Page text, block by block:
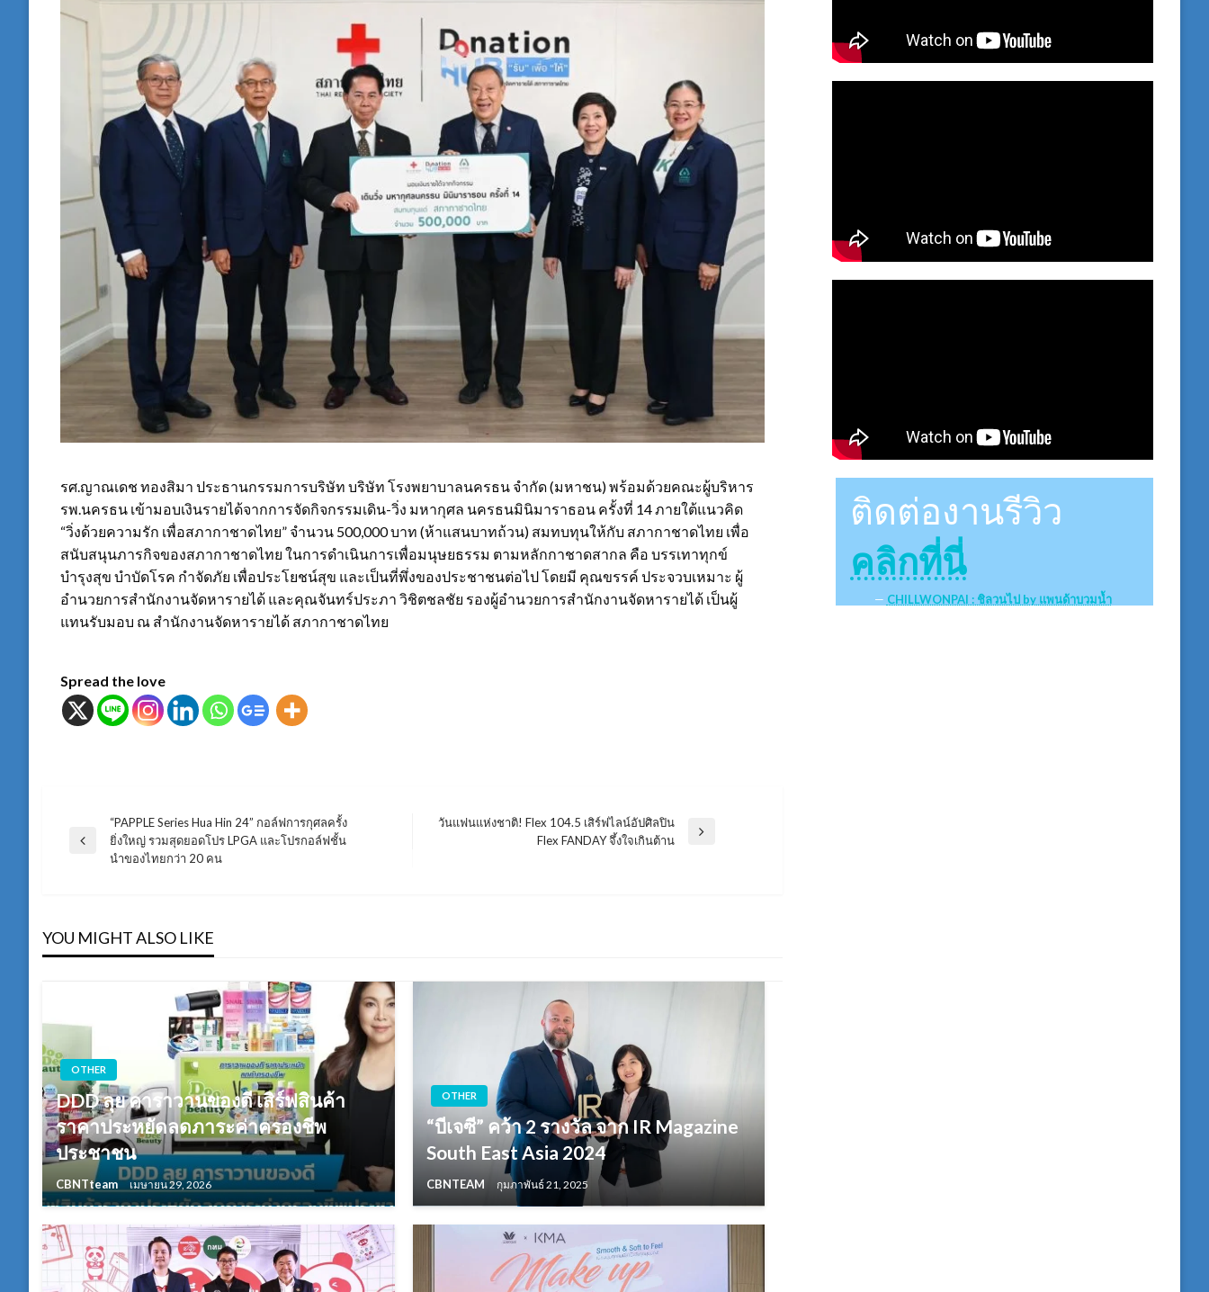
รศ.ญาณเดช ทองสิมา ประธานกรรมการบริษัท บริษัท โรงพยาบาลนครธน จำกัด (มหาชน) พร้อมด้วยคณะผู้บริหาร
รพ.นครธน เข้ามอบเงินรายได้จากการจัดกิจกรรมเดิน-วิ่ง มหากุศล นครธนมินิมาราธอน ครั้งที่ 14 ภายใต้แนวคิด
“วิ่งด้วยความรัก เพื่อสภากาชาดไทย” จำนวน 500,000 บาท (ห้าแสนบาทถ้วน) สมทบทุนให้กับ สภากาชาดไทย เพื่อ
สนับสนุนภารกิจของสภากาชาดไทย ในการดำเนินการเพื่อมนุษยธรรม ตามหลักกาชาดสากล คือ บรรเทาทุกข์
บำรุงสุข บำบัดโรค กำจัดภัย เพื่อประโยชน์สุข และเป็นที่พึ่งของประชาชนต่อไป โดยมี คุณขรรค์ ประจวบเหมาะ ผู้
อำนวยการสำนักงานจัดหารายได้ และคุณจันทร์ประภา วิชิตชลชัย รองผู้อำนวยการสำนักงานจัดหารายได้ เป็นผู้
แทนรับมอบ ณ สำนักงานจัดหารายได้ สภากาชาดไทย
Spread the love
แนะแนว
Previous
“PAPPLE Series Hua Hin 24” กอล์ฟการกุศลครั้ง
ยิ่งใหญ่ รวมสุดยอดโปร LPGA และโปรกอล์ฟชั้น
นำของไทยกว่า 20 คน
วันแฟนแห่งชาติ! Flex 104.5 เสิร์ฟไลน์อัปศิลปิน
Flex FANDAY จึ้งใจเกินต้าน
YOU MIGHT ALSO LIKE
OTHER
DDD ลุย คาราวานของดี เสิร์ฟสินค้า
ราคาประหยัดลดภาระค่าครองชีพ
ประชาชน
CBNTteam เมษายน 29, 2026
OTHER
“บีเจซี” คว้า 2 รางวัล จาก IR Magazine
South East Asia 2024
CBNTEAM กุมภาพันธ์ 21, 2025
ติดต่องานรีวิว
คลิกที่นี่
CHILLWONPAI : ชิลวนไป by แพนด้าบวมน้ำ